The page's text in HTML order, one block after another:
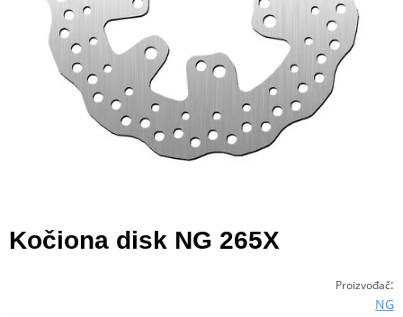
Kočiona disk NG 265X
Proizvođač:
NG